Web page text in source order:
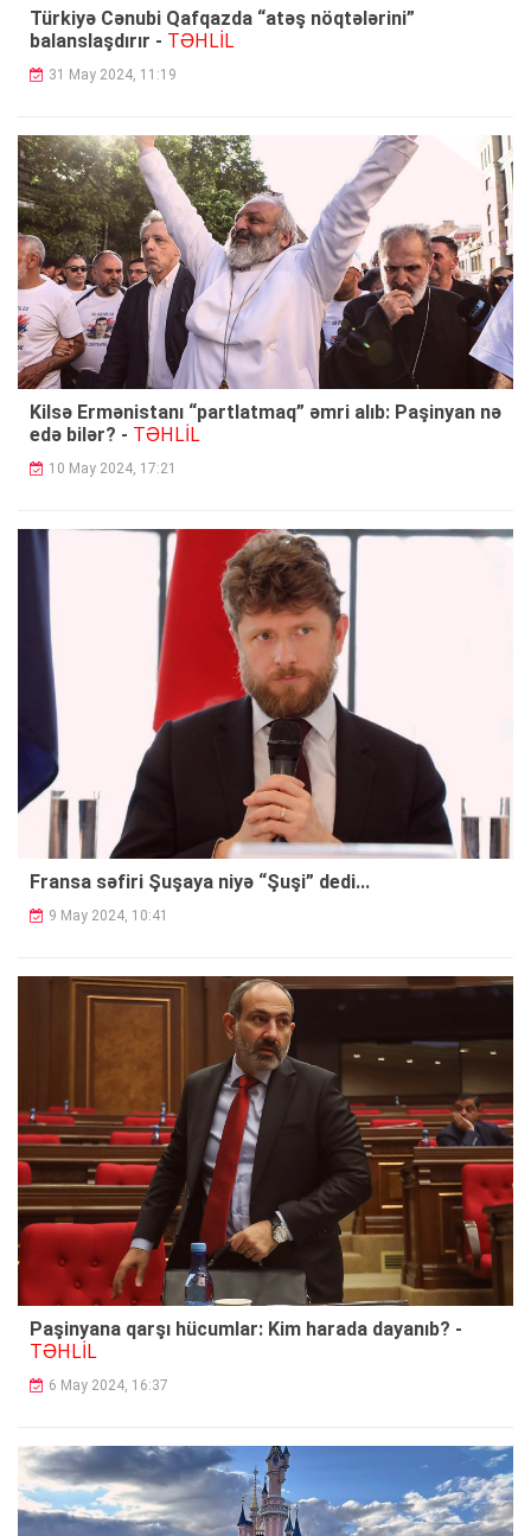
Türkiyə Cənubi Qafqazda “atəş nöqtələrini”
balanslaşdırır - TƏHLİL
31 May 2024, 11:19
Kilsə Ermənistanı “partlatmaq” əmri alıb: Paşinyan nə
edə bilər? - TƏHLİL
10 May 2024, 17:21
Fransa səfiri Şuşaya niyə “Şuşi” dedi...
9 May 2024, 10:41
Paşinyana qarşı hücumlar: Kim harada dayanıb? -
TƏHLİL
6 May 2024, 16:37